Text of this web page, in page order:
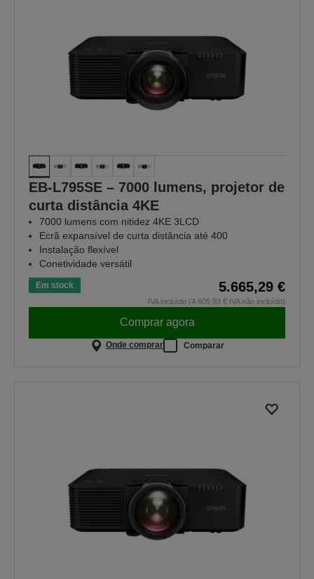
EB-L795SE – 7000 lumens, projetor de
curta distância 4KE
7000 lumens com nitidez 4KE 3LCD
Ecrã expansível de curta distância até 400
Instalação flexível
Conetividade versátil
Em stock 5.665,29 €
IVA incluído (4.605,93 € IVA não incluído)
Comprar agora
Onde comprar Comparar